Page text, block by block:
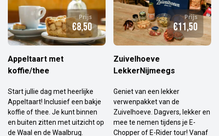
Prijs
€8,50
Appeltaart met
koffie/thee
Start jullie dag met heerlijke
Appeltaart! Inclusief een bakje
koffie of thee. Je kunt binnen
en buiten zitten met uitzicht op
de Waal en de Waalbrug.
Prijs
€11,50
Zuivelhoeve
LekkerNijmeegs
Geniet van een lekker
verwenpakket van de
Zuivelhoeve. Dagvers, lekker en
mee te nemen tijdens je E-
Chopper of E-Rider tour! Vanaf